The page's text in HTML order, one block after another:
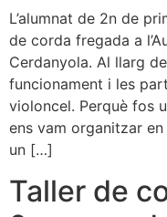
L’alumnat de 2n de
de corda fregada a
Cerdanyola. Al llarg
funcionament i les
violoncel. Perquè fos
ens vam organitzar
un […]
Taller de